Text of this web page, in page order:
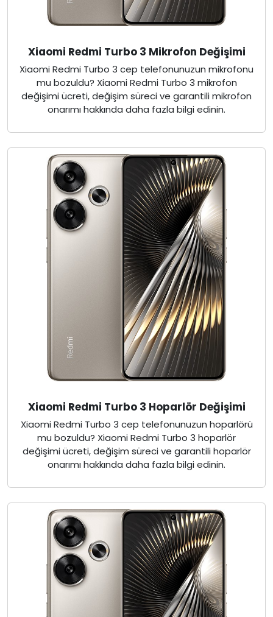
Xiaomi Redmi Turbo 3 Mikrofon Değişimi
Xiaomi Redmi Turbo 3 cep telefonunuzun mikrofonu
mu bozuldu? Xiaomi Redmi Turbo 3 mikrofon
değişimi ücreti, değişim süreci ve garantili mikrofon
onarımı hakkında daha fazla bilgi edinin.
Xiaomi Redmi Turbo 3 Hoparlör Değişimi
Xiaomi Redmi Turbo 3 cep telefonunuzun hoparlörü
mu bozuldu? Xiaomi Redmi Turbo 3 hoparlör
değişimi ücreti, değişim süreci ve garantili hoparlör
onarımı hakkında daha fazla bilgi edinin.